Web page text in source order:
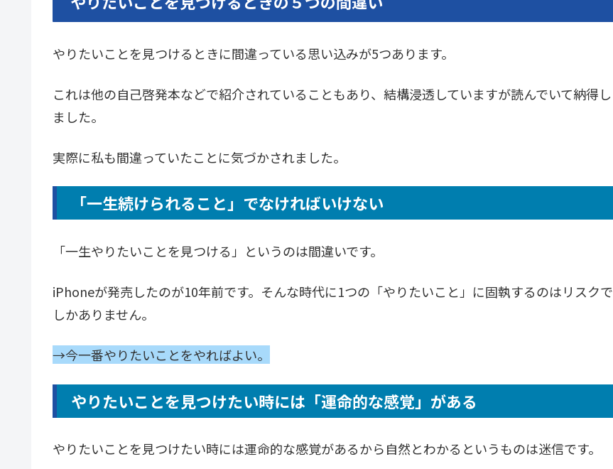
やりたいことを見つけるときに間違っている思い込みが5つあります。
これは他の自己啓発本などで紹介されていることもあり、結構浸透していますが読んでいて納得し
ました。
実際に私も間違っていたことに気づかされました。
「一生続けられること」でなければいけない
「一生やりたいことを見つける」というのは間違いです。
iPhoneが発売したのが10年前です。そんな時代に1つの「やりたいこと」に固執するのはリスクで
しかありません。
→今一番やりたいことをやればよい。
やりたいことを見つけたい時には「運命的な感覚」がある
やりたいことを見つけたい時には運命的な感覚があるから自然とわかるというものは迷信です。